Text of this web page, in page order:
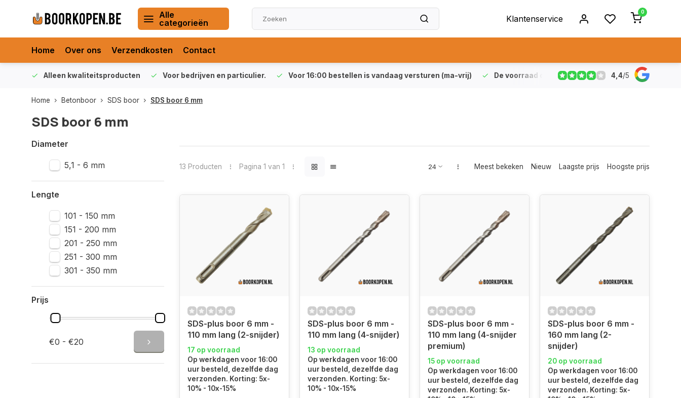
Alle
categorieën
Klantenservice
0
Home Over ons Verzendkosten Contact
Alleen kwaliteitsproducten Voor bedrijven en particulier. Voor 16:00 bestellen is vandaag versturen (ma-vrij) De voorraad die aangegeven staat is ook echt op
4,4/5
Home Betonboor SDS boor SDS boor 6 mm
SDS boor 6 mm
Diameter
5,1 - 6 mm
Lengte
101 - 150 mm
151 - 200 mm
201 - 250 mm
251 - 300 mm
301 - 350 mm
Prijs
€0 - €20
13 Producten Pagina 1 van 1 Meest bekeken Nieuw Laagste prijs Hoogste prijs
SDS-plus boor 6 mm -
110 mm lang (2-snijder)
17 op voorraad
Op werkdagen voor 16:00
uur besteld, dezelfde dag
verzonden. Korting: 5x-
10% - 10x-15%
SDS-plus boor 6 mm -
110 mm lang (4-snijder)
13 op voorraad
Op werkdagen voor 16:00
uur besteld, dezelfde dag
verzonden. Korting: 5x-
10% - 10x-15%
SDS-plus boor 6 mm -
110 mm lang (4-snijder
premium)
15 op voorraad
Op werkdagen voor 16:00
uur besteld, dezelfde dag
verzonden. Korting: 5x-
SDS-plus boor 6 mm -
160 mm lang (2-
snijder)
20 op voorraad
Op werkdagen voor 16:00
uur besteld, dezelfde dag
verzonden. Korting: 5x-